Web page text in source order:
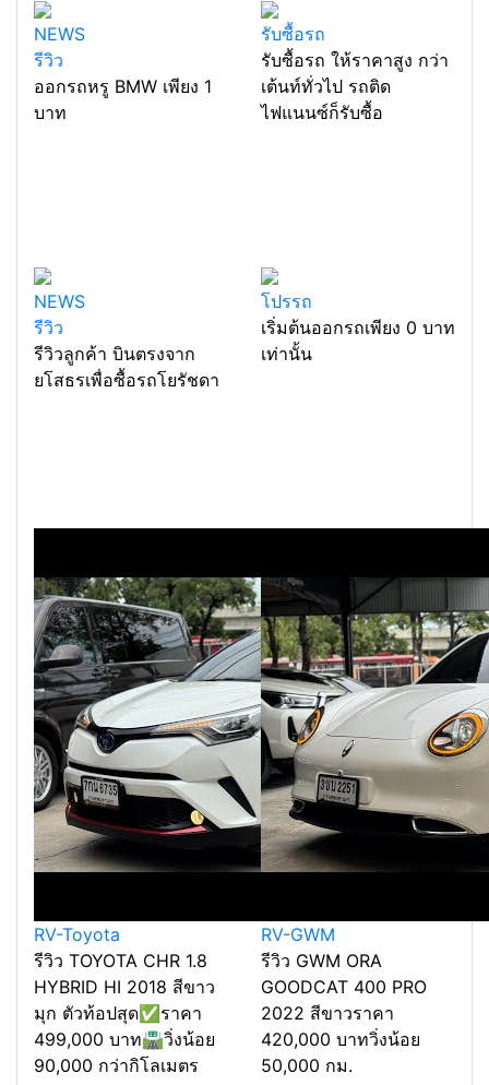
NEWS
รีวิว
ออกรถหรู BMW เพียง 1
บาท
รับซื้อรถ
รับซื้อรถ ให้ราคาสูง กว่า
เต้นท์ทั่วไป รถติด
ไฟแนนซ์ก็รับซื้อ
NEWS
รีวิว
รีวิวลูกค้า บินตรงจาก
ยโสธรเพื่อซื้อรถโยรัชดา
โปรรถ
เริ่มต้นออกรถเพียง 0 บาท
เท่านั้น
RV-Toyota
รีวิว TOYOTA CHR 1.8
HYBRID HI 2018 สีขาว
มุก ตัวท้อปสุด✅ราคา
499,000 บาท🛣️วิ่งน้อย
90,000 กว่ากิโลเมตร
RV-GWM
รีวิว GWM ORA
GOODCAT 400 PRO
2022 สีขาวราคา
420,000 บาทวิ่งน้อย
50,000 กม.